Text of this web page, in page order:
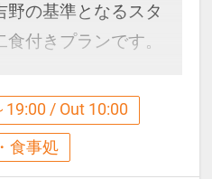
野の基準となるスタ
付きプランです。
覚を楽しむ和食会
本温泉の名湯を満
19:00 / Out 10:00
食事処